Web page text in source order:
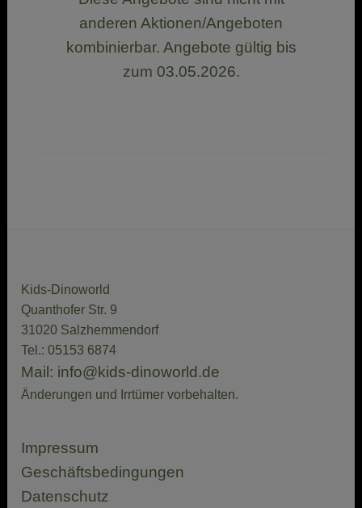
anderen Aktionen/Angeboten
kombinierbar. Angebote gültig bis
zum 03.05.2026.
Kids-Dinoworld
Quanthofer Str. 9
31020 Salzhemmendorf
Tel.: 05153 6874
Mail: info@kids-dinoworld.de
Änderungen und Irrtümer vorbehalten.
Impressum
Geschäftsbedingungen
Datenschutz